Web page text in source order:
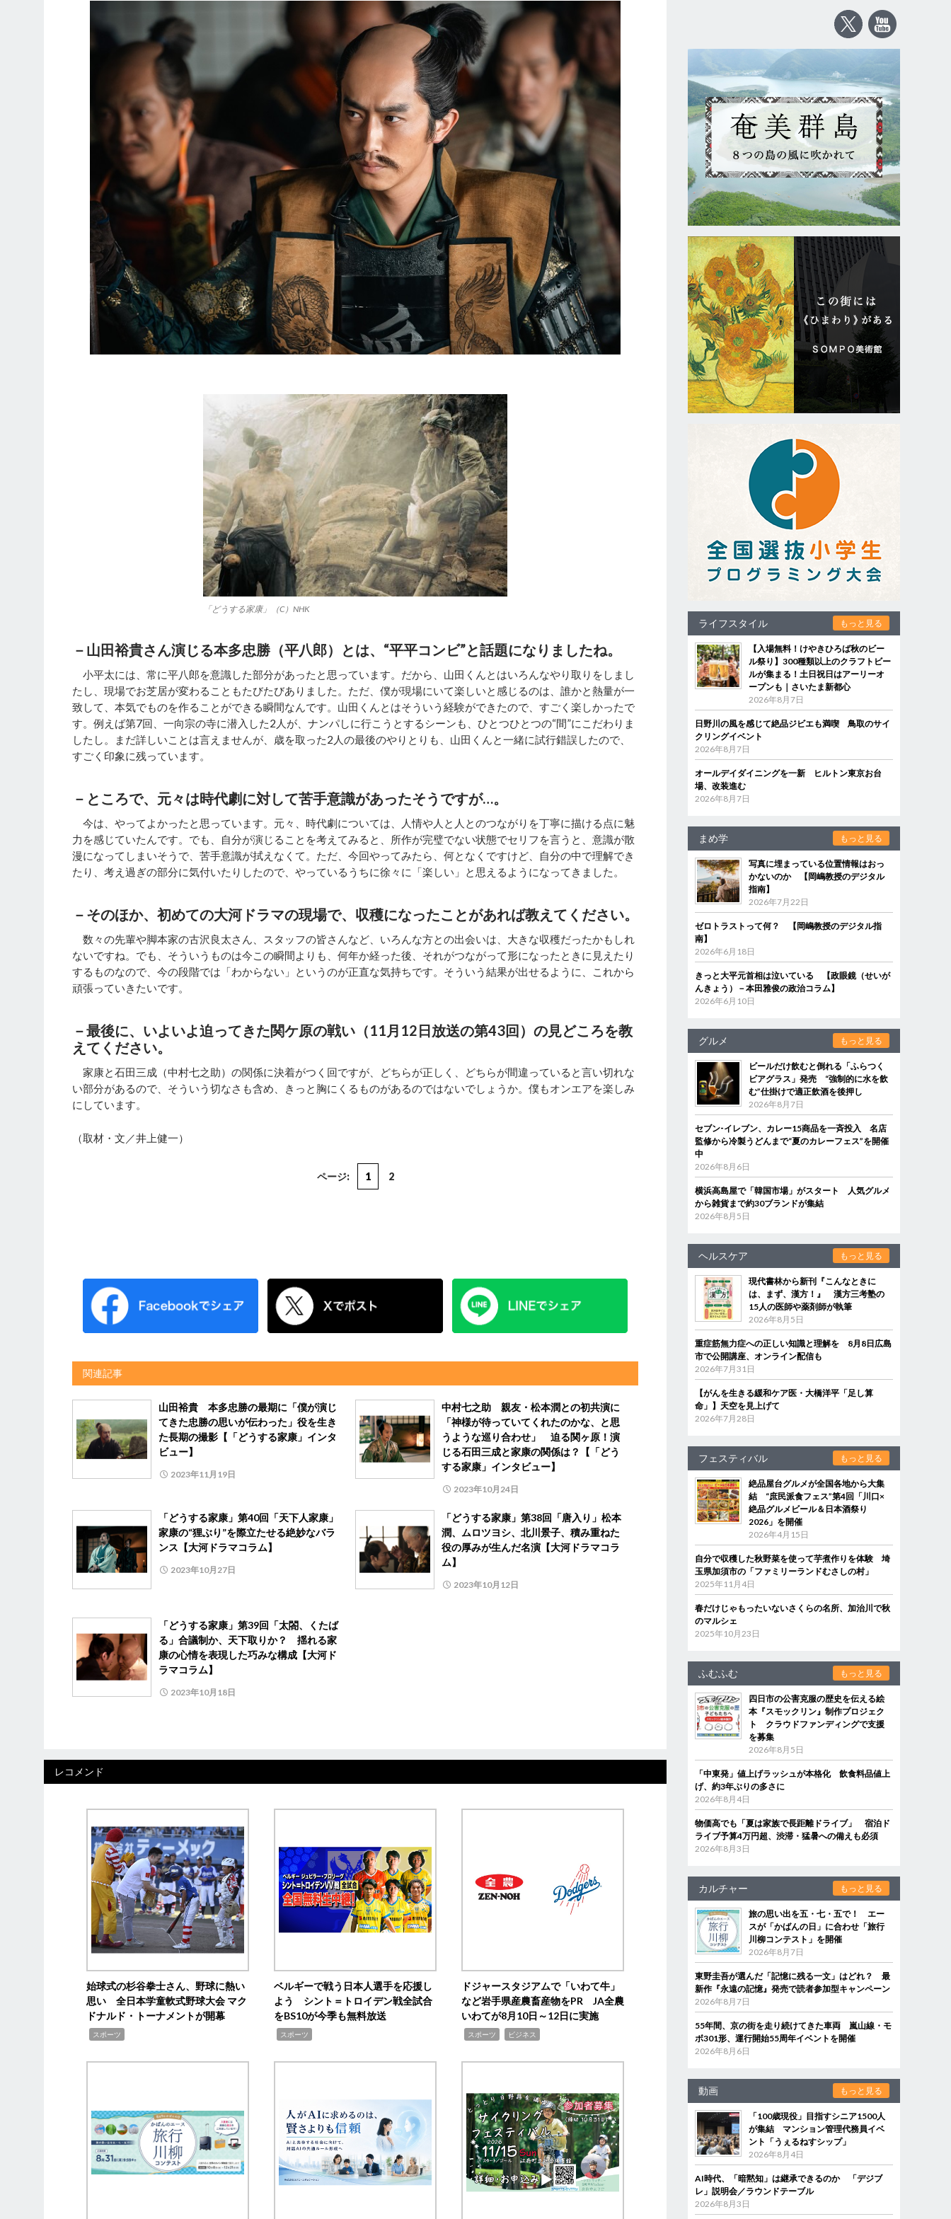
「どうする家康」（C）NHK
－山田裕貴さん演じる本多忠勝（平八郎）とは、“平平コンビ”と話題になりましたね。
小平太には、常に平八郎を意識した部分があったと思っています。だから、山田くんとはいろんなやり取りをしまし
たし、現場でお芝居が変わることもたびたびありました。ただ、僕が現場にいて楽しいと感じるのは、誰かと熱量が一
致して、本気でものを作ることができる瞬間なんです。山田くんとはそういう経験ができたので、すごく楽しかったで
す。例えば第7回、一向宗の寺に潜入した2人が、ナンパしに行こうとするシーンも、ひとつひとつの“間”にこだわりま
したし。まだ詳しいことは言えませんが、歳を取った2人の最後のやりとりも、山田くんと一緒に試行錯誤したので、
すごく印象に残っています。
－ところで、元々は時代劇に対して苦手意識があったそうですが…。
今は、やってよかったと思っています。元々、時代劇については、人情や人と人とのつながりを丁寧に描ける点に魅
力を感じていたんです。でも、自分が演じることを考えてみると、所作が完璧でない状態でセリフを言うと、意識が散
漫になってしまいそうで、苦手意識が拭えなくて。ただ、今回やってみたら、何となくですけど、自分の中で理解でき
たり、考え過ぎの部分に気付いたりしたので、やっているうちに徐々に「楽しい」と思えるようになってきました。
－そのほか、初めての大河ドラマの現場で、収穫になったことがあれば教えてください。
数々の先輩や脚本家の古沢良太さん、スタッフの皆さんなど、いろんな方との出会いは、大きな収穫だったかもしれ
ないですね。でも、そういうものは今この瞬間よりも、何年か経った後、それがつながって形になったときに見えたり
するものなので、今の段階では「わからない」というのが正直な気持ちです。そういう結果が出せるように、これから
頑張っていきたいです。
－最後に、いよいよ迫ってきた関ケ原の戦い（11月12日放送の第43回）の見どころを教
えてください。
家康と石田三成（中村七之助）の関係に決着がつく回ですが、どちらが正しく、どちらが間違っていると言い切れな
い部分があるので、そういう切なさも含め、きっと胸にくるものがあるのではないでしょうか。僕もオンエアを楽しみ
にしています。
（取材・文／井上健一）
ページ: 1 2
関連記事
山田裕貴 本多忠勝の最期に「僕が演じ
てきた忠勝の思いが伝わった」役を生き
た長期の撮影【「どうする家康」インタ
ビュー】
2023年11月19日
中村七之助 親友・松本潤との初共演に
「神様が待っていてくれたのかな、と思
うような巡り合わせ」 迫る関ヶ原！演
じる石田三成と家康の関係は？【「どう
する家康」インタビュー】
2023年10月24日
「どうする家康」第40回「天下人家康」
家康の“狸ぶり”を際立たせる絶妙なバラ
ンス【大河ドラマコラム】
2023年10月27日
「どうする家康」第38回「唐入り」松本
潤、ムロツヨシ、北川景子、積み重ねた
役の厚みが生んだ名演【大河ドラマコラ
ム】
2023年10月12日
「どうする家康」第39回「太閤、くたば
る」合議制か、天下取りか？ 揺れる家
康の心情を表現した巧みな構成【大河ド
ラマコラム】
2023年10月18日
レコメンド
始球式の杉谷拳士さん、野球に熱い
思い 全日本学童軟式野球大会 マク
ドナルド・トーナメントが開幕
スポーツ
ベルギーで戦う日本人選手を応援し
よう シント＝トロイデン戦全試合
をBS10が今季も無料放送
スポーツ
ドジャースタジアムで「いわて牛」
など岩手県産農畜産物をPR JA全農
いわてが8月10日～12日に実施
スポーツ ビジネス
ライフスタイル もっと見る
【入場無料！けやきひろば秋のビー
ル祭り】300種類以上のクラフトビー
ルが集まる！土日祝日はアーリーオ
ープンも｜さいたま新都心
2026年8月7日
日野川の風を感じて絶品ジビエも満喫 鳥取のサイ
クリングイベント
2026年8月7日
オールデイダイニングを一新 ヒルトン東京お台
場、改装進む
2026年8月7日
まめ学 もっと見る
写真に埋まっている位置情報はおっ
かないのか 【岡嶋教授のデジタル
指南】
2026年7月22日
ゼロトラストって何？ 【岡嶋教授のデジタル指
南】
2026年6月18日
きっと大平元首相は泣いている 【政眼鏡（せいが
んきょう）－本田雅俊の政治コラム】
2026年6月10日
グルメ もっと見る
ビールだけ飲むと倒れる「ふらつく
ビアグラス」発売 “強制的に水を飲
む”仕掛けで適正飲酒を後押し
2026年8月7日
セブン‐イレブン、カレー15商品を一斉投入 名店
監修から冷製うどんまで“夏のカレーフェス”を開催
中
2026年8月6日
横浜高島屋で「韓国市場」がスタート 人気グルメ
から雑貨まで約30ブランドが集結
2026年8月5日
ヘルスケア もっと見る
現代書林から新刊『こんなときに
は、まず、漢方！』 漢方三考塾の
15人の医師や薬剤師が執筆
2026年8月5日
重症筋無力症への正しい知識と理解を 8月8日広島
市で公開講座、オンライン配信も
2026年7月31日
【がんを生きる緩和ケア医・大橋洋平「足し算
命」】天空を見上げて
2026年7月28日
フェスティバル もっと見る
絶品屋台グルメが全国各地から大集
結 “庶民派食フェス”第4回「川口×
絶品グルメビール＆日本酒祭り
2026」を開催
2026年4月15日
自分で収穫した秋野菜を使って芋煮作りを体験 埼
玉県加須市の「ファミリーランドむさしの村」
2025年11月4日
春だけじゃもったいないさくらの名所、加治川で秋
のマルシェ
2025年10月23日
ふむふむ もっと見る
四日市の公害克服の歴史を伝える絵
本『スモックリン』制作プロジェク
ト クラウドファンディングで支援
を募集
2026年8月5日
「中東発」値上げラッシュが本格化 飲食料品値上
げ、約3年ぶりの多さに
2026年8月4日
物価高でも「夏は家族で長距離ドライブ」 宿泊ド
ライブ予算4万円超、渋滞・猛暑への備えも必須
2026年8月3日
カルチャー もっと見る
旅の思い出を五・七・五で！ エー
スが「かばんの日」に合わせ「旅行
川柳コンテスト」を開催
2026年8月7日
東野圭吾が選んだ「記憶に残る一文」はどれ？ 最
新作『永遠の記憶』発売で読者参加型キャンペーン
2026年8月7日
55年間、京の街を走り続けてきた車両 嵐山線・モ
ボ301形、運行開始55周年イベントを開催
2026年8月6日
動画 もっと見る
「100歳現役」目指すシニア1500人
が集結 マンション管理代務員イベ
ント「うぇるねすシップ」
2026年8月4日
AI時代、「暗黙知」は継承できるのか 「デジブ
レ」説明会／ラウンドテーブル
2026年8月3日